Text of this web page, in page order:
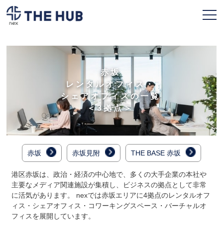
お申込み 会員ページ
TOPページ
利用プラン
拠点一覧
契約フロー
よくある質問
人気のオフィス
赤坂
レンタルオフィス・
シェアオフィスの一覧
＜3拠点＞
赤坂 赤坂見附 THE BASE 赤坂
港区赤坂は、政治・経済の中心地で、多くの大手企業の本社や
主要なメディア関連施設が集積し、ビジネスの拠点として非常
に活気があります。 nexでは赤坂エリアに4拠点のレンタルオフ
ィス・シェアオフィス・コワーキングスペース・バーチャルオ
フィスを展開しています。